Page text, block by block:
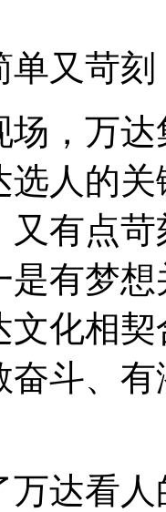
又苛刻
场，万
选人的
又有点
是有梦
文化相
奋斗、
万达看